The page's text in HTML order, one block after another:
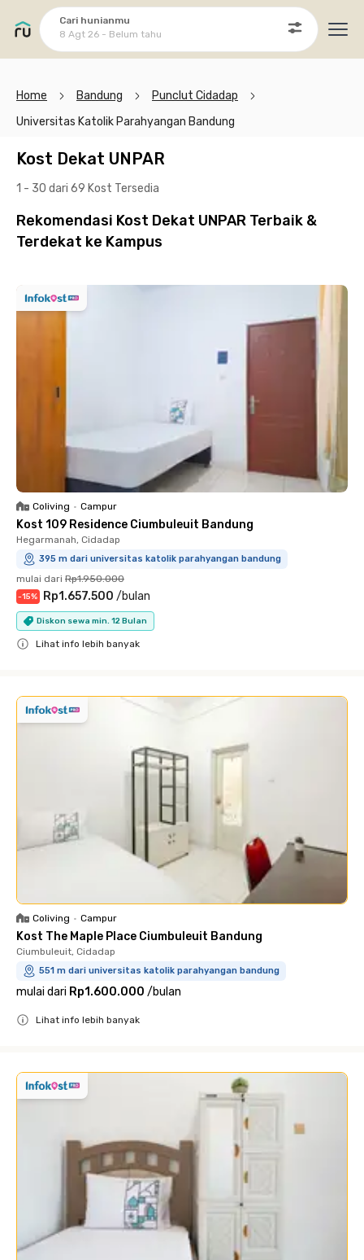
Cari hunianmu
8 Agt 26 - Belum tahu
Home Bandung
Punclut Cidadap
Universitas Katolik Parahyangan Bandung
Kost Dekat UNPAR
1 - 30 dari 69 Kost Tersedia
Rekomendasi Kost Dekat UNPAR Terbaik &
Terdekat ke Kampus
Coliving • Campur
Kost 109 Residence Ciumbuleuit Bandung
Hegarmanah, Cidadap
395 m dari universitas katolik parahyangan bandung
mulai dari Rp1.950.000
-15% Rp1.657.500 /bulan
Diskon sewa min. 12 Bulan
Lihat info lebih banyak
Coliving • Campur
Kost The Maple Place Ciumbuleuit Bandung
Ciumbuleuit, Cidadap
551 m dari universitas katolik parahyangan bandung
mulai dari Rp1.600.000 /bulan
Lihat info lebih banyak